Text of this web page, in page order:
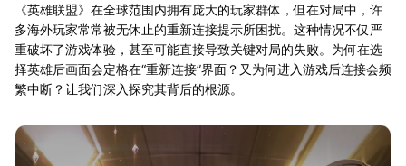
《英雄联盟》在全球范围内拥有庞大的玩家群体，但在对局中，许
多海外玩家常常被无休止的重新连接提示所困扰。这种情况不仅严
重破坏了游戏体验，甚至可能直接导致关键对局的失败。为何在选
择英雄后画面会定格在“重新连接”界面？又为何进入游戏后连接会频
繁中断？让我们深入探究其背后的根源。